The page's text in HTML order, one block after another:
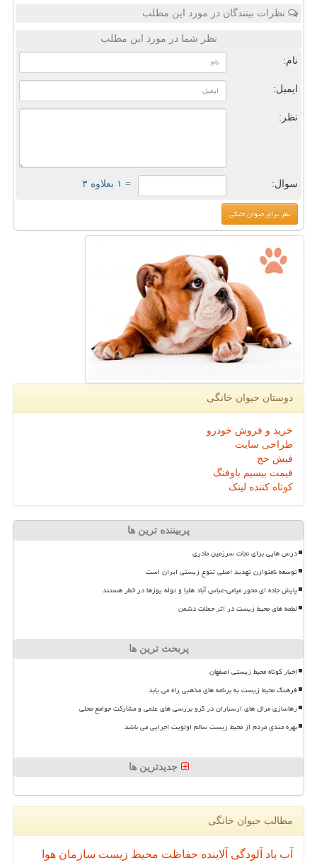
نظرات بینندگان در مورد این مطلب
نظر شما در مورد این مطلب
نام:
ایمیل:
نظر:
سوال: = ۱ بعلاوه ۳
دوستان حیوان خانگی
خرید و فروش خودرو
طراحی سایت
فیش حج
قیمت بیسیم باوفنگ
کوتاه کننده لینک
پربیننده ترین ها
درس هایی برای نجات سرزمین مادری
توسعه نامتوازن تهدید اصلی تنوع زیستی ایران است
پایش جاده ای محور میامی-عباس آباد هلیا و توله یوزها در خطر هستند
لطمه های محیط زیست در اثر حملات دشمن
پربحث ترین ها
اخبار کوتاه محیط زیستی اصفهان
فرهنگ محیط زیست به برنامه های مذهبی راه می یابد
رهاسازی مرال های ارسباران در گرو بررسی های علمی و مشارکت جوامع محلی
بهره مندی مردم از محیط زیست سالم اولویت اجرایی می باشد
جدیدترین ها
مطالب حیوان خانگی
آب باد آلودگی آلاینده حفاظت محیط زیست سازمان هوا